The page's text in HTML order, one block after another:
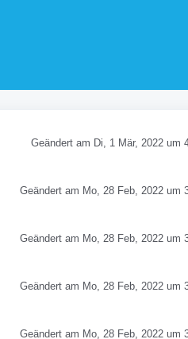
Geändert am Di, 1 Mär, 2022 um
Geändert am Mo, 28 Feb, 2022 um
Geändert am Mo, 28 Feb, 2022 um
Geändert am Mo, 28 Feb, 2022 um
Geändert am Mo, 28 Feb, 2022 um